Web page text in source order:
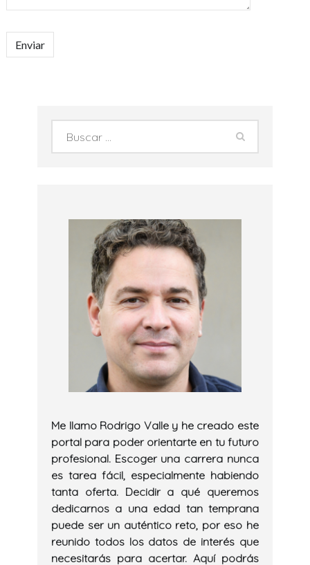
Me llamo Rodrigo Valle y he creado este
portal para poder orientarte en tu futuro
profesional. Escoger una carrera nunca
es tarea fácil, especialmente habiendo
tanta oferta. Decidir a qué queremos
dedicarnos a una edad tan temprana
puede ser un auténtico reto, por eso he
reunido todos los datos de interés que
necesitarás para acertar. Aquí podrás